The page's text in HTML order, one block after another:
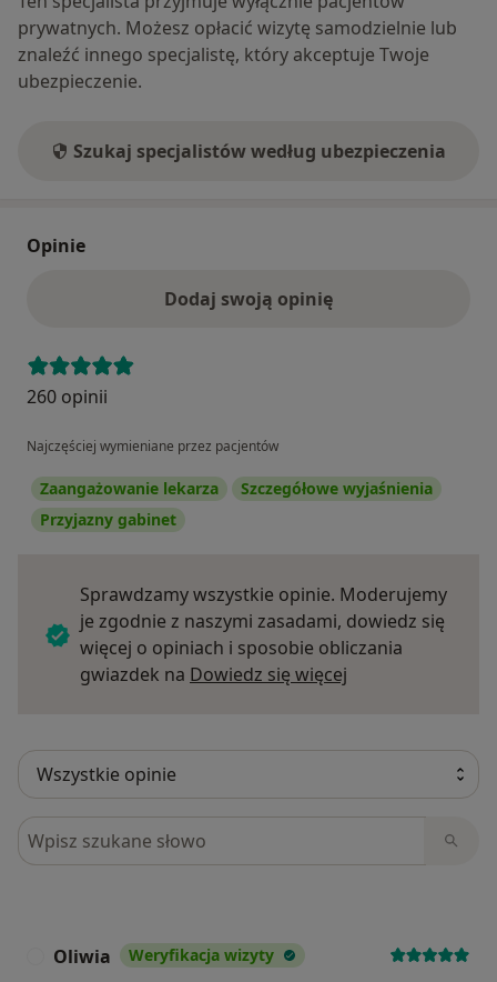
prywatnych. Możesz opłacić wizytę samodzielnie lub
znaleźć innego specjalistę, który akceptuje Twoje
ubezpieczenie.
Szukaj specjalistów według ubezpieczenia
Opinie
Dodaj swoją opinię
260 opinii
Najczęściej wymieniane przez pacjentów
Zaangażowanie lekarza
Szczegółowe wyjaśnienia
Przyjazny gabinet
Sprawdzamy wszystkie opinie. Moderujemy
je zgodnie z naszymi zasadami, dowiedz się
więcej o opiniach i sposobie obliczania
gwiazdek na Dowiedz się więcej
Szukaj w opiniach
Oliwia Weryfikacja wizyty